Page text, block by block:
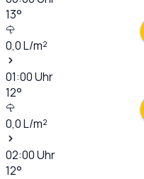
13°
0,0L/m²
01:00Uhr
12°
0,0L/m²
02:00Uhr
12°